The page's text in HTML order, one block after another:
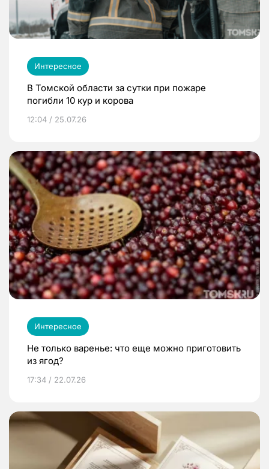
Интересное
В Томской области за сутки при пожаре
погибли 10 кур и корова
12:04 / 25.07.26
Интересное
Не только варенье: что еще можно приготовить
из ягод?
17:34 / 22.07.26